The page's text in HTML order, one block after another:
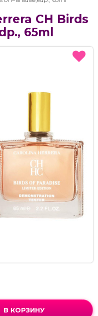
CH Birds
65ml
В КОРЗИНУ